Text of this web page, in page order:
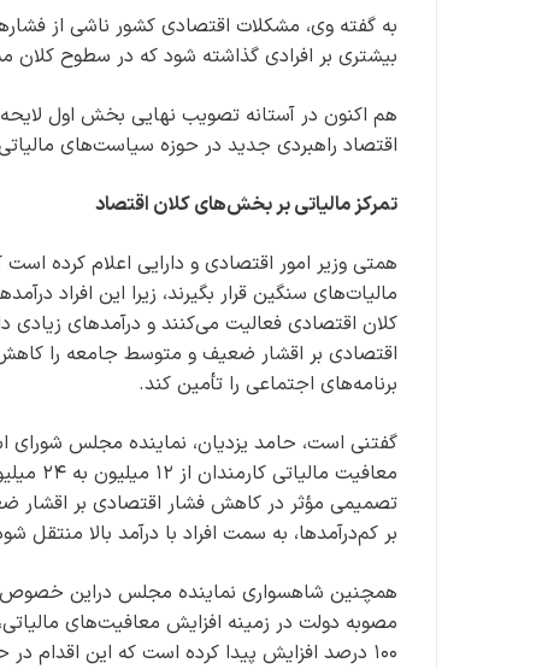
به گفته وی، مشکلات اقتصادی کشور ناشی از
بیشتری بر افرادی گذاشته شود که در سطوح
اقتصاد راهبردی جدید در حوزه سیاست‌های
تمرکز مالیاتی بر بخش‌های کلان اقتصاد
همتی وزیر امور اقتصادی و دارایی اعلام کرده
مالیات‌های سنگین قرار بگیرند، زیرا این افراد
کلان اقتصادی فعالیت می‌کنند و درآمدهای زیادی
اقتصادی بر اقشار ضعیف و متوسط جامعه را
برنامه‌های اجتماعی را تأمین کند.
تصمیمی مؤثر در کاهش فشار اقتصادی بر اقشار
بر کم‌درآمدها، به سمت افراد با درآمد بالا منتقل
همچنین شاهسواری نماینده مجلس دراین خصوص
مصوبه دولت در زمینه افزایش معافیت‌های
۱۰۰ درصد افزایش پیدا کرده است که این اقدام در حمایت از حقوق و دستمزدبگیران انجام دهد.